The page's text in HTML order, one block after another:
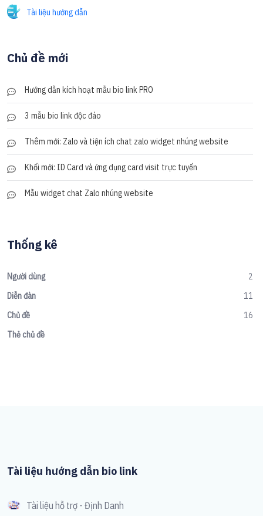
Tài liệu hướng dẫn
Chủ đề mới
Hướng dẫn kích hoạt mẫu bio link PRO
3 mẫu bio link độc đáo
Thêm mới: Zalo và tiện ích chat zalo widget nhúng website
Khối mới: ID Card và ứng dụng card visit trực tuyến
Mẫu widget chat Zalo nhúng website
Thống kê
Người dùng
2
Diễn đàn
11
Chủ đề
16
Thẻ chủ đề
Tài liệu hướng dẫn bio link
Tài liệu hỗ trợ - Định Danh